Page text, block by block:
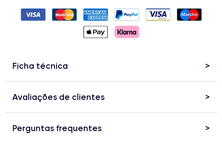
Ficha técnica
Avaliações de clientes
Perguntas frequentes